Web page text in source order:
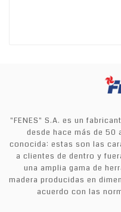
"FENES" S.A. es un
desde hace más de 50
conocida: estas son las
a clientes de dentro y
una amplia gama de
madera producidas en
acuerdo con las